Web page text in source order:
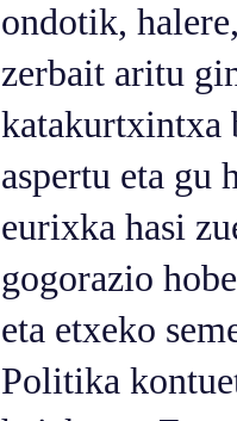
ondotik,
zerbait aritu
katakurtxintxa
aspertu eta gu
eurixka hasi
gogorazio
eta etxeko
Politika